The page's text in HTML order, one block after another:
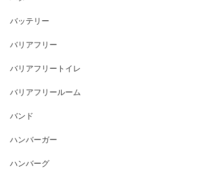
バッテリー
バリアフリー
バリアフリートイレ
バリアフリールーム
バンド
ハンバーガー
ハンバーグ